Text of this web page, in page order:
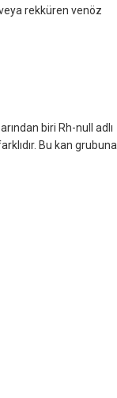
rekküren venöz
biri Rh-null adlı
Bu kan grubuna